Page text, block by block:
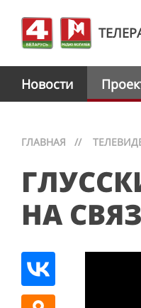
Новости
ГЛАВНАЯ //
НА